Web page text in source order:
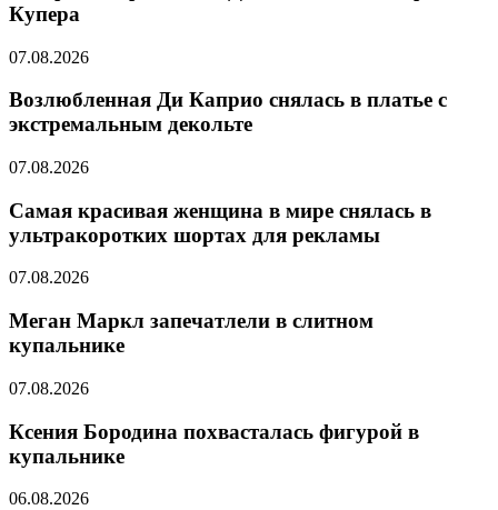
Купера
07.08.2026
Возлюбленная Ди Каприо снялась в платье с
экстремальным декольте
07.08.2026
Самая красивая женщина в мире снялась в
ультракоротких шортах для рекламы
07.08.2026
Меган Маркл запечатлели в слитном
купальнике
07.08.2026
Ксения Бородина похвасталась фигурой в
купальнике
06.08.2026